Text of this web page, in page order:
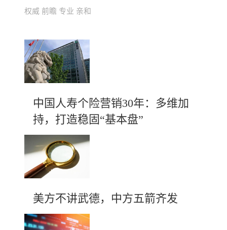
权威 前瞻 专业 亲和
中国人寿个险营销30年：多维加
持，打造稳固“基本盘”
美方不讲武德，中方五箭齐发